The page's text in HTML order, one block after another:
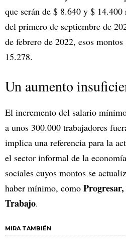
que serán de $ 8.640 y $
del primero de septiembre de
de febrero de 2022, esos
15.278.
Un aumento
El incremento del salario
a unos 300.000 trabajadores
implica una referencia para la
el sector informal de la
sociales cuyos montos se
haber mínimo, como
Trabajo.
MIRA TAMBIÉN